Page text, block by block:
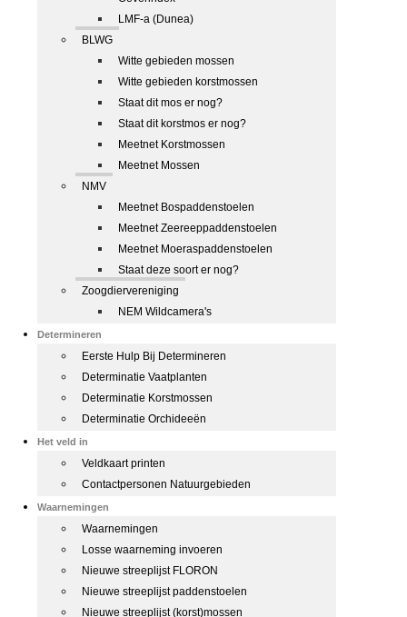
LMF-a (Dunea)
BLWG
Witte gebieden mossen
Witte gebieden korstmossen
Staat dit mos er nog?
Staat dit korstmos er nog?
Meetnet Korstmossen
Meetnet Mossen
NMV
Meetnet Bospaddenstoelen
Meetnet Zeereeppaddenstoelen
Meetnet Moeraspaddenstoelen
Staat deze soort er nog?
Zoogdiervereniging
NEM Wildcamera's
Determineren
Eerste Hulp Bij Determineren
Determinatie Vaatplanten
Determinatie Korstmossen
Determinatie Orchideeën
Het veld in
Veldkaart printen
Contactpersonen Natuurgebieden
Waarnemingen
Waarnemingen
Losse waarneming invoeren
Nieuwe streeplijst FLORON
Nieuwe streeplijst paddenstoelen
Nieuwe streeplijst (korst)mossen